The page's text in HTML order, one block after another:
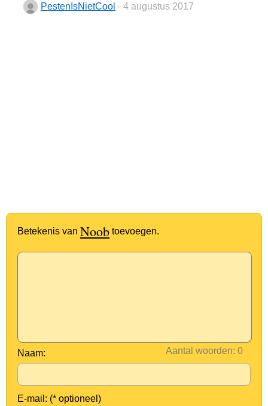
PestenIsNietCool - 4 augustus 2017
Betekenis van Noob toevoegen.
Aantal woorden:
Naam:
E-mail: (* optioneel)